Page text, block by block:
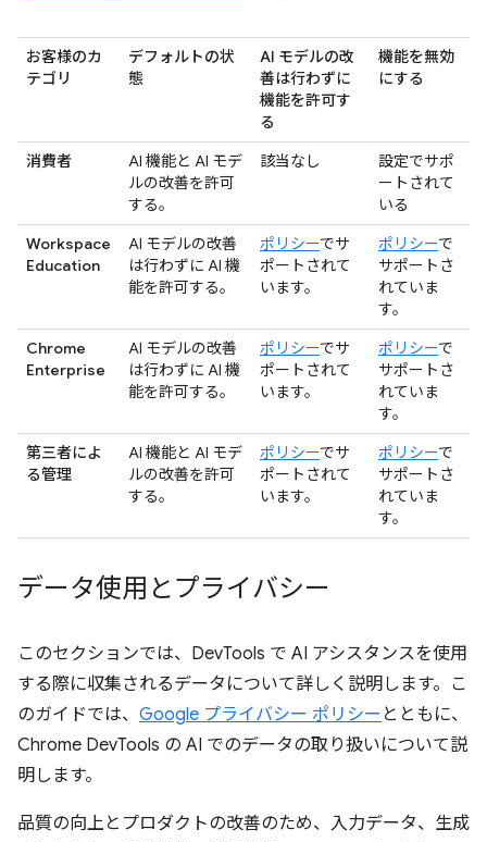
お客様のカ
テゴリ
デフォルトの状
態
AI モデルの改
善は行わずに
機能を許可す
る
機能を無効
にする
消費者
AI 機能と AI モデ
ルの改善を許可
する。
該当なし
設定でサポ
ートされて
いる
Workspace
Education
AI モデルの改善
は行わずに AI 機
能を許可する。
ポリシーでサ
ポートされて
います。
ポリシーで
サポートさ
れていま
す。
Chrome
Enterprise
AI モデルの改善
は行わずに AI 機
能を許可する。
ポリシーでサ
ポートされて
います。
ポリシーで
サポートさ
れていま
す。
第三者によ
る管理
AI 機能と AI モデ
ルの改善を許可
する。
ポリシーでサ
ポートされて
います。
ポリシーで
サポートさ
れていま
す。
データ使用とプライバシー
このセクションでは、DevTools で AI アシスタンスを使用
する際に収集されるデータについて詳しく説明します。こ
のガイドでは、 Google プライバシー ポリシー とともに、
Chrome DevTools の AI でのデータの取り扱いについて説
明します。
品質の向上とプロダクトの改善のため、入力データ、生成